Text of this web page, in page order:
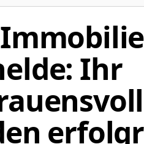
Ihr